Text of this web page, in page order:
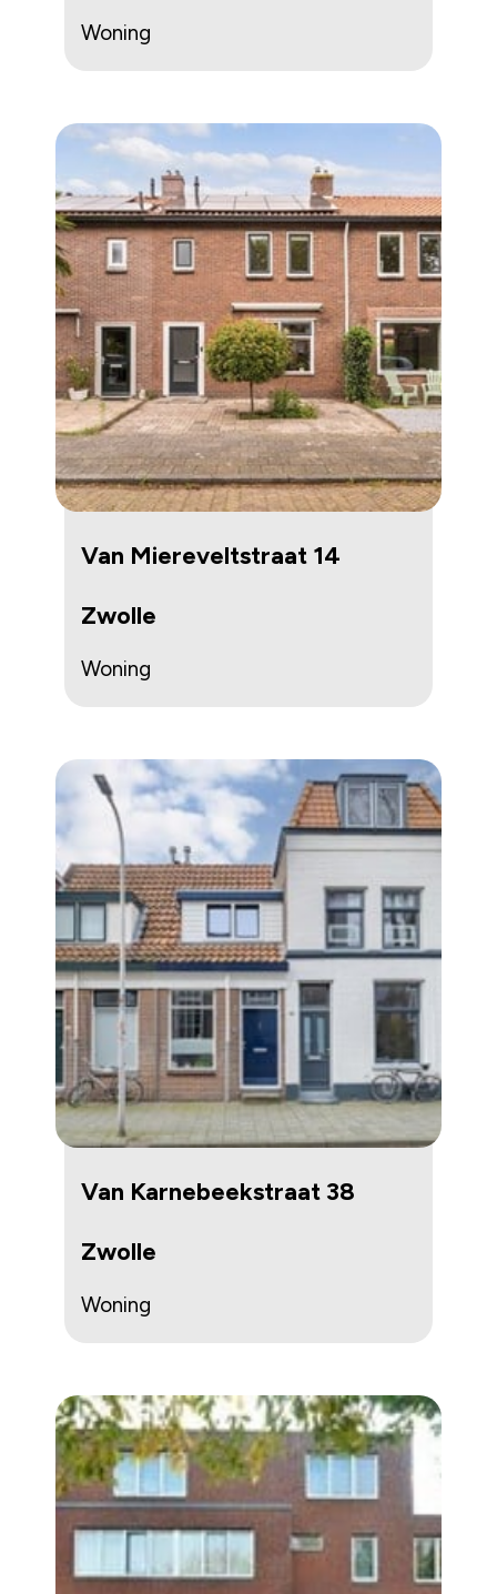
Woning
Van Miereveltstraat 14
Zwolle
Woning
Van Karnebeekstraat 38
Zwolle
Woning